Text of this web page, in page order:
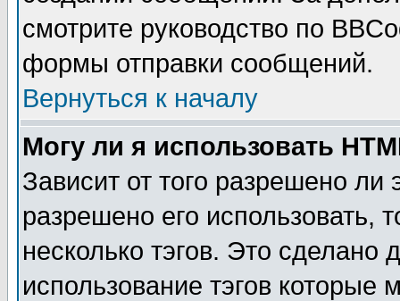
смотрите руководство по
формы отправки сообщений.
Вернуться к началу
Могу ли я использовать
Зависит от того разрешено
разрешено его использовать,
несколько тэгов. Это сделано
использование тэгов